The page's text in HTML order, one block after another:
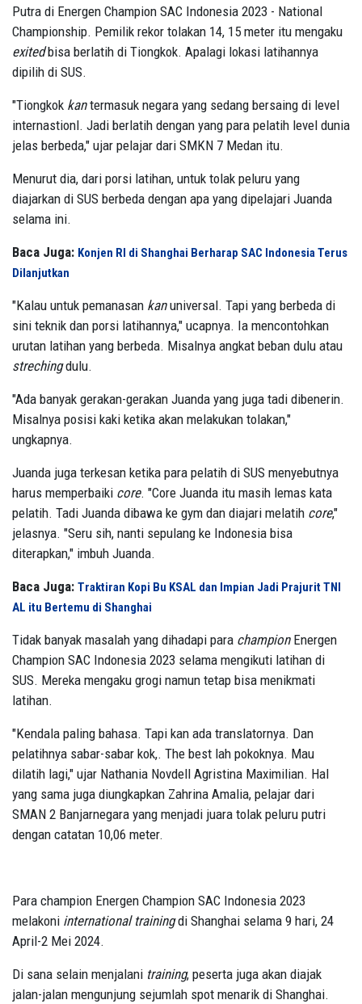
Putra di Energen Champion SAC Indonesia 2023 - National
Championship. Pemilik rekor tolakan 14, 15 meter itu mengaku
exitedbisa berlatih di Tiongkok. Apalagi lokasi latihannya
dipilih di SUS.
"Tiongkok kantermasuk negara yang sedang bersaing di level
internastionl. Jadi berlatih dengan yang para pelatih level dunia
jelas berbeda," ujar pelajar dari SMKN 7 Medan itu.
Menurut dia, dari porsi latihan, untuk tolak peluru yang
diajarkan di SUS berbeda dengan apa yang dipelajari Juanda
selama ini.
Baca Juga: Konjen RI di Shanghai Berharap SAC Indonesia Terus
Dilanjutkan
"Kalau untuk pemanasan kanuniversal. Tapi yang berbeda di
sini teknik dan porsi latihannya," ucapnya. Ia mencontohkan
urutan latihan yang berbeda. Misalnya angkat beban dulu atau
strechingdulu.
"Ada banyak gerakan-gerakan Juanda yang juga tadi dibenerin.
Misalnya posisi kaki ketika akan melakukan tolakan,"
ungkapnya.
Juanda juga terkesan ketika para pelatih di SUS menyebutnya
harus memperbaiki core. "Core Juanda itu masih lemas kata
pelatih. Tadi Juanda dibawa ke gym dan diajari melatih core,"
jelasnya. "Seru sih, nanti sepulang ke Indonesia bisa
diterapkan," imbuh Juanda.
Baca Juga: Traktiran Kopi Bu KSAL dan Impian Jadi Prajurit TNI
AL itu Bertemu di Shanghai
Tidak banyak masalah yang dihadapi para championEnergen
Champion SAC Indonesia 2023 selama mengikuti latihan di
SUS. Mereka mengaku grogi namun tetap bisa menikmati
latihan.
"Kendala paling bahasa. Tapi kan ada translatornya. Dan
pelatihnya sabar-sabar kok,. The best lah pokoknya. Mau
dilatih lagi," ujar Nathania Novdell Agristina Maximilian. Hal
yang sama juga diungkapkan Zahrina Amalia, pelajar dari
SMAN 2 Banjarnegara yang menjadi juara tolak peluru putri
dengan catatan 10,06 meter.
Para champion Energen Champion SAC Indonesia 2023
melakoni international trainingdi Shanghai selama 9 hari, 24
April-2 Mei 2024.
Di sana selain menjalani training, peserta juga akan diajak
jalan-jalan mengunjung sejumlah spot menarik di Shanghai.